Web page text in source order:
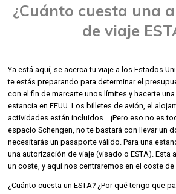
¿Cuánto cuesta una
de viaje
Ya está aquí, se acerca tu viaje a los Estados
te estás preparando para determinar el
con el fin de marcarte unos límites y hacerte
estancia en EEUU. Los billetes de avión, el
actividades están incluidos… ¡Pero eso no es
espacio Schengen, no te bastará con llevar un
necesitarás un pasaporte válido. Para una
una autorización de viaje (visado o ESTA). Esta
un coste, y aquí nos centraremos en el coste de
¿Cuánto cuesta un ESTA? ¿Por qué tengo que